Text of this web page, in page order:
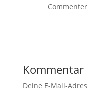
Kommentar
Deine E-Mail-